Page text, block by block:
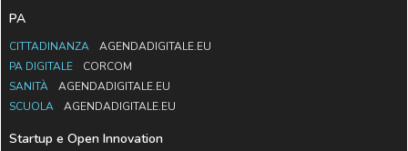
PA
CITTADINANZA
AGENDADIGITALE.EU
PA DIGITALE
CORCOM
SANITÀ
AGENDADIGITALE.EU
SCUOLA
AGENDADIGITALE.EU
Startup e Open Innovation